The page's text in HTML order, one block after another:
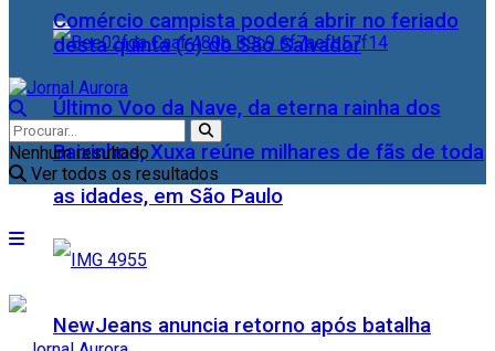
Último Voo da Nave, da eterna rainha dos
Baixinhos, Xuxa reúne milhares de fãs de toda
as idades, em São Paulo
NewJeans anuncia retorno após batalha
Comércio campista poderá abrir no feriado
desta quinta (6) do São Salvador
Nenhum resultado
Ver todos os resultados